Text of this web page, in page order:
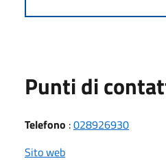
Punti di
Telefono :028926930
Sito web